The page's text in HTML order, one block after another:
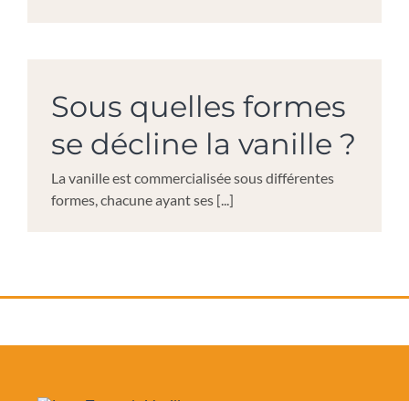
Sous quelles formes
se décline la vanille ?
La vanille est commercialisée sous différentes
formes, chacune ayant ses [...]